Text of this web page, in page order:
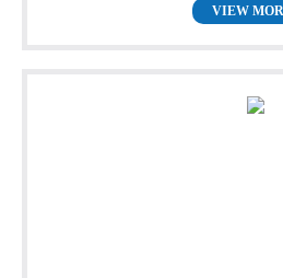
VIEW